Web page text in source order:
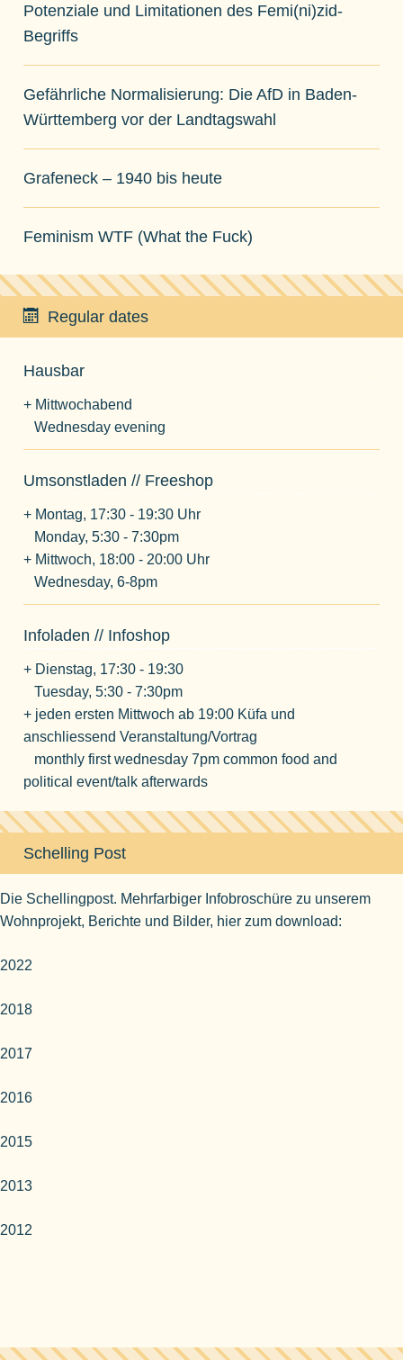
Potenziale und Limitationen des Femi(ni)zid-
Begriffs
Gefährliche Normalisierung: Die AfD in Baden-
Württemberg vor der Landtagswahl
Grafeneck – 1940 bis heute
Feminism WTF (What the Fuck)
Regular dates
Hausbar
+ Mittwochabend
Wednesday evening
Umsonstladen // Freeshop
+ Montag, 17:30 - 19:30 Uhr
Monday, 5:30 - 7:30pm
+ Mittwoch, 18:00 - 20:00 Uhr
Wednesday, 6-8pm
Infoladen // Infoshop
+ Dienstag, 17:30 - 19:30
Tuesday, 5:30 - 7:30pm
+ jeden ersten Mittwoch ab 19:00 Küfa und
anschliessend Veranstaltung/Vortrag
monthly first wednesday 7pm common food and
political event/talk afterwards
Schelling Post
Die Schellingpost. Mehrfarbiger Infobroschüre zu unserem
Wohnprojekt, Berichte und Bilder, hier zum download:
2022
2018
2017
2016
2015
2013
2012